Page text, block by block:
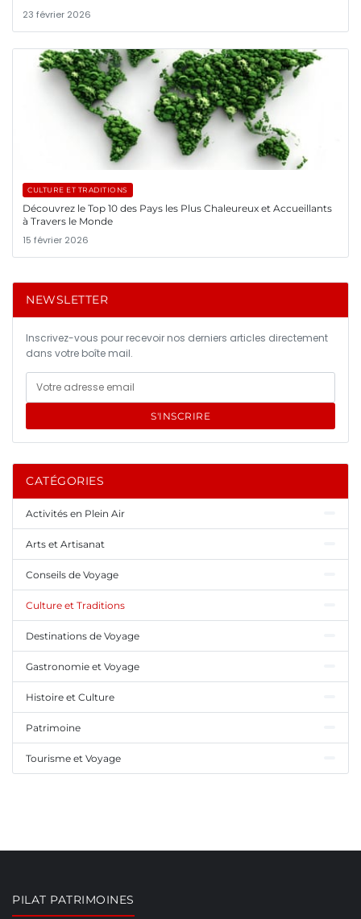
23 février 2026
CULTURE ET TRADITIONS
Découvrez le Top 10 des Pays les Plus Chaleureux et Accueillants
à Travers le Monde
15 février 2026
NEWSLETTER
Inscrivez-vous pour recevoir nos derniers articles directement
dans votre boîte mail.
S'INSCRIRE
CATÉGORIES
Activités en Plein Air
Arts et Artisanat
Conseils de Voyage
Culture et Traditions
Destinations de Voyage
Gastronomie et Voyage
Histoire et Culture
Patrimoine
Tourisme et Voyage
PILAT PATRIMOINES